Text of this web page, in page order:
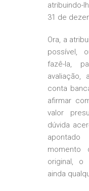
atribuindo-
31 de
Ora, a
possível,
fazê-la,
avaliação,
conta
afirmar
valor
dúvida
original, o
ainda